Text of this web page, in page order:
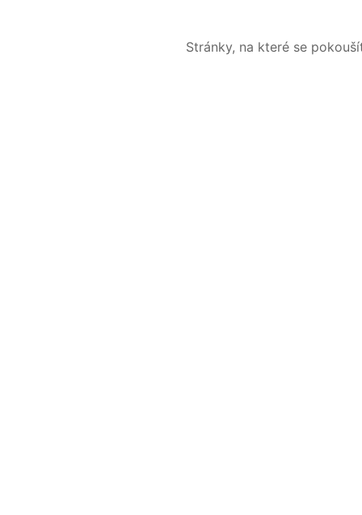
Stránky, na které se